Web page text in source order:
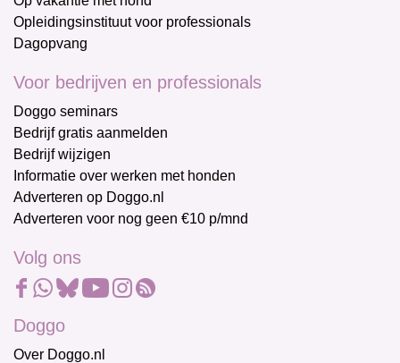
Opleidingsinstituut voor professionals
Dagopvang
Voor bedrijven en professionals
Doggo seminars
Bedrijf gratis aanmelden
Bedrijf wijzigen
Informatie over werken met honden
Adverteren op Doggo.nl
Adverteren voor nog geen €10 p/mnd
Volg ons
Doggo
Over Doggo.nl